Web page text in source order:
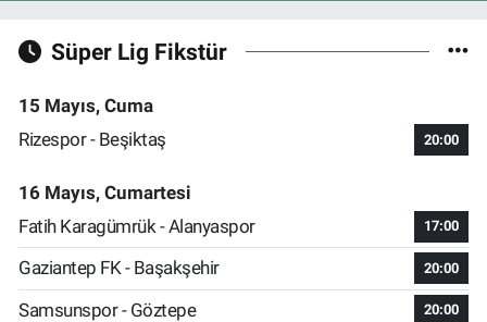
Süper Lig Fikstür
15 Mayıs, Cuma
Rizespor - Beşiktaş
20:00
16 Mayıs, Cumartesi
Fatih Karagümrük - Alanyaspor
17:00
Gaziantep FK - Başakşehir 20:00
Samsunspor - Göztepe 20:00